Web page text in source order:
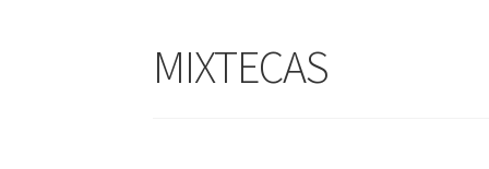
MIXTECAS